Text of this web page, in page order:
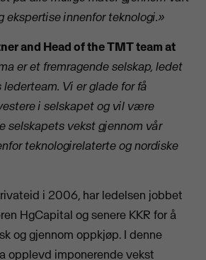
ekspertise innenfor teknologi.»
and Head of the TMT team at
er et fremragende selskap, ledet
Vi er glade for få
i selskapet og vil være
selskapets vekst gjennom vår
teknologirelaterte og nordiske
i 2006, har ledelsen jobbet
HgCapital og senere KKR for å
og gjennom oppkjøp. I denne
opplevd imponerende vekst